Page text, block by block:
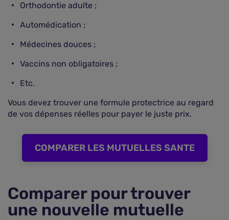
Orthodontie adulte ;
Automédication ;
Médecines douces ;
Vaccins non obligatoires ;
Etc.
Vous devez trouver une formule protectrice au regard
de vos dépenses réelles pour payer le juste prix.
COMPARER LES MUTUELLES SANTE
Comparer pour trouver
une nouvelle mutuelle